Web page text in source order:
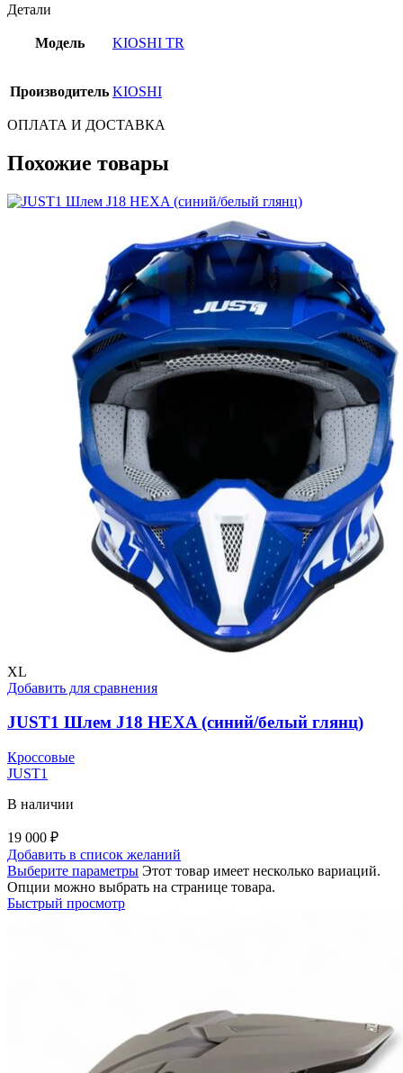
Детали
Модель KIOSHI TR
Производитель KIOSHI
ОПЛАТА И ДОСТАВКА
Похожие товары
XL
Добавить для сравнения
JUST1 Шлем J18 HEXA (синий/белый глянц)
Кроссовые
JUST1
В наличии
19 000 ₽
Добавить в список желаний
Выберите параметры Этот товар имеет несколько вариаций.
Опции можно выбрать на странице товара.
Быстрый просмотр